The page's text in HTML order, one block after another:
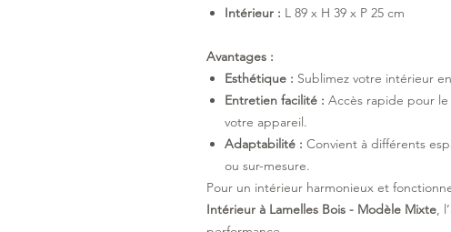
Intérieur : L 89 x H 39 x P 25 cm
Avantages :
Esthétique : Sublimez votre intérieur
Entretien facilité : Accès rapide pour
votre appareil.
Adaptabilité : Convient à différents
ou sur-mesure.
Pour un intérieur harmonieux et
Intérieur à Lamelles Bois - Modèle Mixte,